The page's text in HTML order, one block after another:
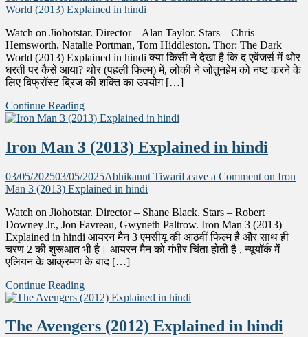
World (2013) Explained in hindi
Watch on Jiohotstar. Director – Alan Taylor. Stars – Chris
Hemsworth, Natalie Portman, Tom Hiddleston. Thor: The Dark
World (2013) Explained in hindi क्या किसी ने देखा है कि द एवेंजर्स में थोर
धरती पर कैसे आया? थोर (पहली फिल्म) में, लोकी ने जोतुनहेम को नष्ट करने के
लिए बिफ्रॉस्ट ब्रिज की शक्ति का उपयोग […]
Continue Reading
Iron Man 3 (2013) Explained in hindi
03/05/202503/05/2025Abhikannt TiwariLeave a Comment on Iron
Man 3 (2013) Explained in hindi
Watch on Jiohotstar. Director – Shane Black. Stars – Robert
Downey Jr., Jon Favreau, Gwyneth Paltrow. Iron Man 3 (2013)
Explained in hindi आयरन मैन 3 एमसीयू की आठवीं फिल्म है और साथ ही
चरण 2 की शुरूआत भी है। आयरन मैन को गंभीर चिंता होती है , न्यूयॉर्क में
एलियन के आक्रमण के बाद […]
Continue Reading
The Avengers (2012) Explained in hindi